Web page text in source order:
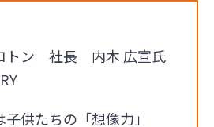
トン 社長 内木 広宣氏
供たちの「想像力」